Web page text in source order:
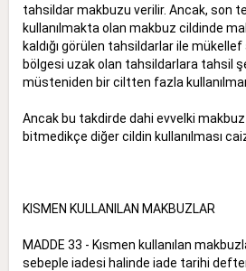
tahsildar makbuzu verilir. Ancak, son
kullanılmakta olan makbuz cildinde
kaldığı görülen tahsildarlar ile
bölgesi uzak olan tahsildarlara tahsil
müsteniden bir ciltten fazla
Ancak bu takdirde dahi evvelki
bitmedikçe diğer cildin kullanılması
KISMEN KULLANILAN MAKBUZLAR
MADDE 33 - Kısmen kullanılan
sebeple iadesi halinde iade tarihi